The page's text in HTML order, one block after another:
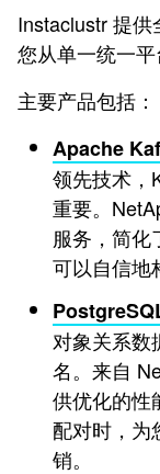
Instaclustr 提
您从单一统一平
主要产品包括：
Apache
领先技术，
重要。
服务，简化
可以自信地
对象关系数
名。来自
供优化的性
配对时，为
销。